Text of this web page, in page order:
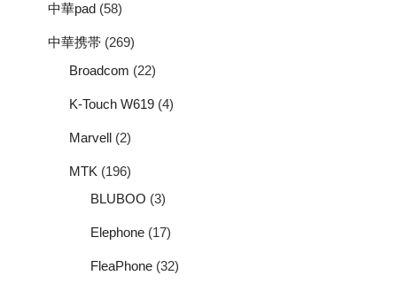
中華pad (58)
中華携帯 (269)
Broadcom (22)
K-Touch W619 (4)
Marvell (2)
MTK (196)
BLUBOO (3)
Elephone (17)
FleaPhone (32)